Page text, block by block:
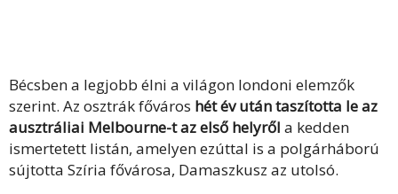
Bécsben a legjobb élni a világon londoni elemzők
szerint. Az osztrák főváros hét év után taszította le az
ausztráliai Melbourne-t az első helyről a kedden
ismertetett listán, amelyen ezúttal is a polgárháború
sújtotta Szíria fővárosa, Damaszkusz az utolsó.